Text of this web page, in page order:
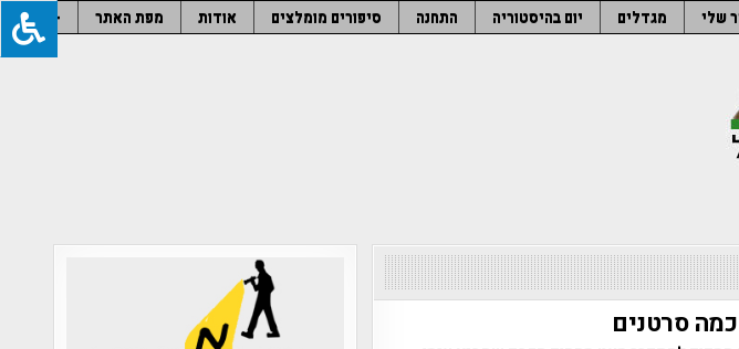
שלי מגדלים יום בהיסטוריה התחנה סיפורים מומלצים אודות מפת האתר –
כמה סרטנים